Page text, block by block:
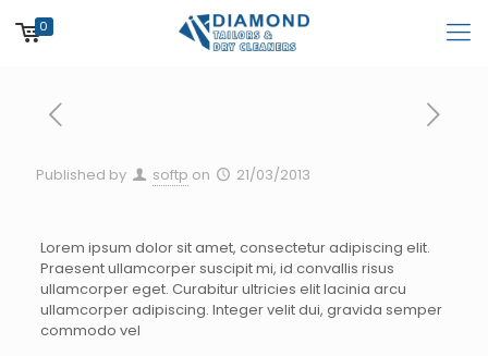
0
Published by softp on 21/03/2013
Lorem ipsum dolor sit amet, consectetur adipiscing elit.
Praesent ullamcorper suscipit mi, id convallis risus
ullamcorper eget. Curabitur ultricies elit lacinia arcu
ullamcorper adipiscing. Integer velit dui, gravida semper
commodo vel